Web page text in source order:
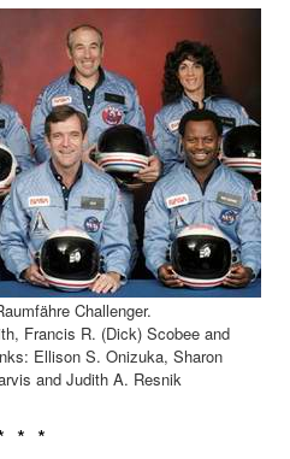
Challenger.
Francis R. (Dick) Scobee and
Ellison S. Onizuka, Sharon
and Judith A. Resnik
* *